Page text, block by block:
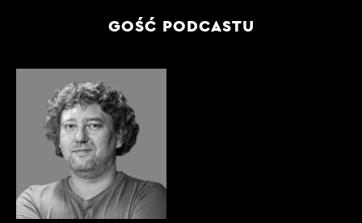
GOŚĆ PODCASTU